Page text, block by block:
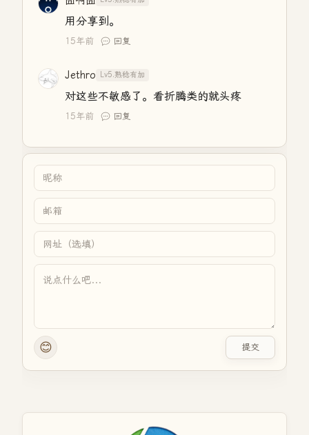
用分享到。
15年前 回复
Jethro Lv5.熟稔有加
对这些不敏感了。看折腾类的就头疼
15年前 回复
😊 提交